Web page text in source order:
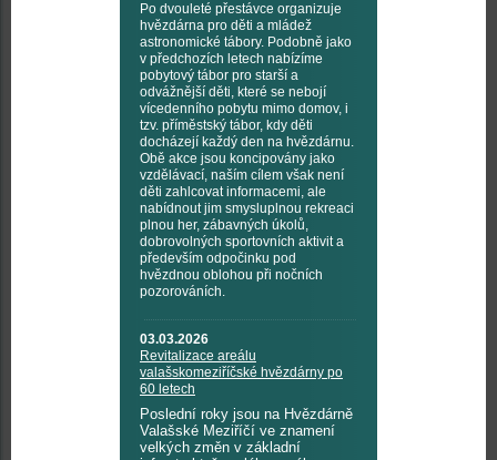
Po dvouleté přestávce organizuje
hvězdárna pro děti a mládež
astronomické tábory. Podobně jako
v předchozích letech nabízíme
pobytový tábor pro starší a
odvážnější děti, které se nebojí
vícedenního pobytu mimo domov, i
tzv. příměstský tábor, kdy děti
docházejí každý den na hvězdárnu.
Obě akce jsou koncipovány jako
vzdělávací, naším cílem však není
děti zahlcovat informacemi, ale
nabídnout jim smysluplnou rekreaci
plnou her, zábavných úkolů,
dobrovolných sportovních aktivit a
především odpočinku pod
hvězdnou oblohou při nočních
pozorováních.
03.03.2026
Revitalizace areálu
valašskomeziříčské hvězdárny po
60 letech
Poslední roky jsou na Hvězdárně
Valašské Meziříčí ve znamení
velkých změn v základní